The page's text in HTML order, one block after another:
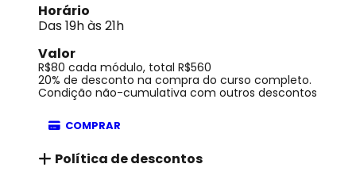
Horário
Das 19h às 21h
Valor
R$80 cada módulo, total R$560
20% de desconto na compra do curso completo.
Condição não-cumulativa com outros descontos
COMPRAR
Política de descontos